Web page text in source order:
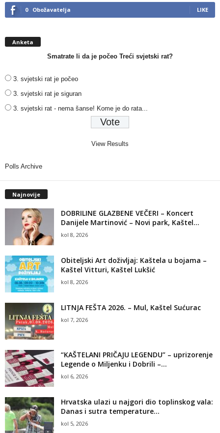
0 Obožavatelja LIKE
Anketa
Smatrate li da je počeo Treći svjetski rat?
3. svjetski rat je počeo
3. svjetski rat je siguran
3. svjetski rat - nema šanse! Kome je do rata...
View Results
Polls Archive
Najnovije
DOBRILINE GLAZBENE VEČERI – Koncert
Danijele Martinović – Novi park, Kaštel...
kol 8, 2026
Obiteljski Art doživljaj: Kaštela u bojama –
Kaštel Vitturi, Kaštel Lukšić
kol 8, 2026
LITNJA FEŠTA 2026. – Mul, Kaštel Sućurac
kol 7, 2026
“KAŠTELANI PRIČAJU LEGENDU” – uprizorenje
Legende o Miljenku i Dobrili –...
kol 6, 2026
Hrvatska ulazi u najgori dio toplinskog vala:
Danas i sutra temperature...
kol 5, 2026